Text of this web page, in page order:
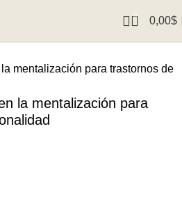
0 0,00$
la mentalización para